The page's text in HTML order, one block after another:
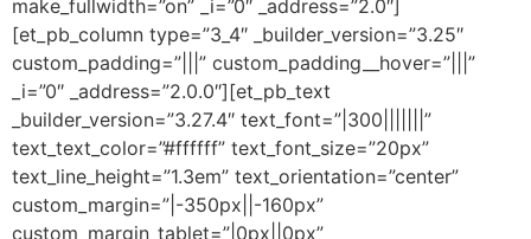
make_fullwidth=”on” _i=”0″ _address=”2.0″]
[et_pb_column type=”3_4″ _builder_version=”3.25″
custom_padding=”|||” custom_padding__hover=”|||”
_i=”0″ _address=”2.0.0″][et_pb_text
_builder_version=”3.27.4″ text_font=”|300|||||||”
text_text_color=”#ffffff” text_font_size=”20px”
text_line_height=”1.3em” text_orientation=”center”
custom_margin=”|-350px||-160px”
custom_margin_tablet=”|0px||0px”